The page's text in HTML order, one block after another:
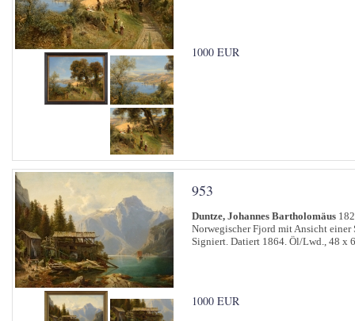
1000 EUR
953
Duntze, Johannes Bartholomäus
Norwegischer Fjord mit Ansicht einer
Signiert. Datiert 1864. Öl/Lwd., 48 x
1000 EUR